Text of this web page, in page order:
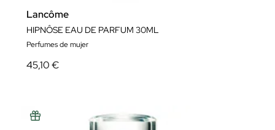
Lancôme
HIPNÔSE EAU DE PARFUM 30ML
Perfumes de mujer
45,10 €